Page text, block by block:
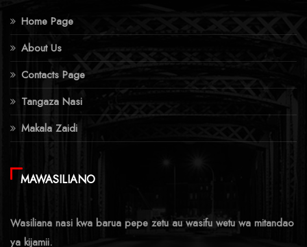
Home Page
About Us
Contacts Page
Tangaza Nasi
Makala Zaidi
MAWASILIANO
Wasiliana nasi kwa barua pepe zetu au wasifu wetu wa mitandao
ya kijamii.